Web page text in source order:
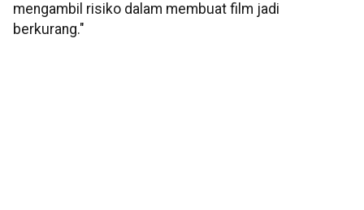
mengambil risiko dalam membuat film jadi
berkurang."